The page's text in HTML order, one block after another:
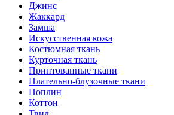
Джинс
Жаккард
Замша
Искусственная кожа
Костюмная ткань
Курточная ткань
Принтованные ткани
Плательно-блузочные ткани
Поплин
Коттон